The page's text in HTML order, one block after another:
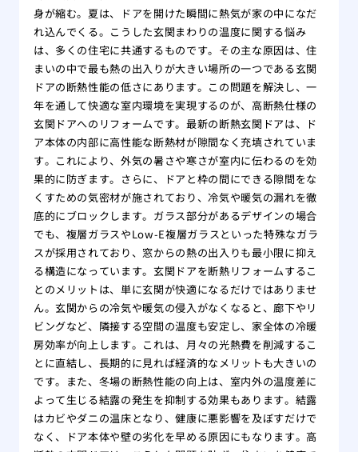
身が縮む。夏は、ドアを開けた瞬間に熱気が家の中になだ
れ込んでくる。こうした玄関まわりの温度に関する悩み
は、多くの住宅に共通するものです。その主な原因は、住
まいの中で最も熱の出入りが大きい場所の一つである玄関
ドアの断熱性能の低さにあります。この問題を解決し、一
年を通して快適な室内環境を実現するのが、高断熱仕様の
玄関ドアへのリフォームです。最新の断熱玄関ドアは、ド
ア本体の内部に高性能な断熱材が隙間なく充填されていま
す。これにより、外気の暑さや寒さが室内に伝わるのを効
果的に防ぎます。さらに、ドアと枠の間にできる隙間をな
くすための気密材が施されており、冷気や暖気の漏れを徹
底的にブロックします。ガラス部分があるデザインの場合
でも、複層ガラスやLow-E複層ガラスといった特殊なガラ
スが採用されており、窓からの熱の出入りも最小限に抑え
る構造になっています。玄関ドアを断熱リフォームするこ
とのメリットは、単に玄関が快適になるだけではありませ
ん。玄関からの冷気や暖気の侵入がなくなると、廊下やリ
ビングなど、隣接する空間の温度も安定し、家全体の冷暖
房効率が向上します。これは、月々の光熱費を削減するこ
とに直結し、長期的に見れば経済的なメリットも大きいの
です。また、冬場の断熱性能の向上は、室内外の温度差に
よって生じる結露の発生を抑制する効果もあります。結露
はカビやダニの温床となり、健康に悪影響を及ぼすだけで
なく、ドア本体や壁の劣化を早める原因にもなります。高